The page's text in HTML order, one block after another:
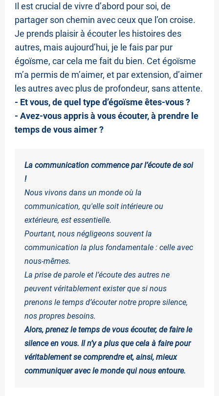
Il est crucial de vivre d’abord pour soi, de
partager son chemin avec ceux que l’on croise.
Je prends plaisir à écouter les histoires des
autres, mais aujourd’hui, je le fais par pur
égoïsme, car cela me fait du bien. Cet égoïsme
m’a permis de m’aimer, et par extension, d’aimer
les autres avec plus de profondeur, sans attente.
- Et vous, de quel type d’égoïsme êtes-vous ?
- Avez-vous appris à vous écouter, à prendre le
temps de vous aimer ?
La communication commence par l’écoute de soi
!
Nous vivons dans un monde où la
communication, qu'elle soit intérieure ou
extérieure, est essentielle.
Pourtant, nous négligeons souvent la
communication la plus fondamentale : celle avec
nous-mêmes.
La prise de parole et l’écoute des autres ne
peuvent véritablement exister que si nous
prenons le temps d’écouter notre propre silence,
nos propres besoins.
Alors, prenez le temps de vous écouter, de faire le
silence en vous. Il n’y a plus que cela à faire pour
véritablement se comprendre et, ainsi, mieux
communiquer avec le monde qui nous entoure.